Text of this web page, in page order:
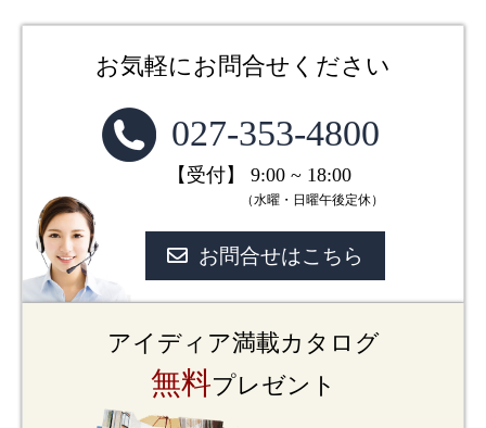
お気軽にお問合せください
027-353-4800
【受付】 9:00 ~ 18:00
（水曜・日曜午後定休）
お問合せはこちら
アイディア満載カタログ
無料プレゼント